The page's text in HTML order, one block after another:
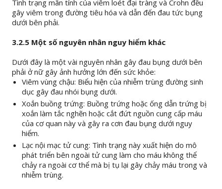
Tình trạng mãn tính của viêm loét đại tràng và Crohn đều
gây viêm trong đường tiêu hóa và dẫn đến đau tức bụng
dưới bên phải.
3.2.5 Một số nguyên nhân nguy hiểm khác
Dưới đây là một vài nguyên nhân gây đau bụng dưới bên
phải ở nữ gây ảnh hưởng lớn đến sức khỏe:
Viêm vùng chậu: Biểu hiện của nhiễm trùng đường sinh
dục gây đau nhói bụng dưới.
Xoắn buồng trứng: Buồng trứng hoặc ống dẫn trứng bị
xoắn làm tắc nghẽn hoặc cắt đứt nguồn cung cấp máu
của cơ quan này và gây ra cơn đau bụng dưới nguy
hiểm.
Lạc nội mạc tử cung: Tình trạng này xuất hiện do mô
phát triển bên ngoài tử cung làm cho máu không thể
chảy ra ngoài cơ thể mà bị tụ lại gây chảy máu trong và
nhiễm trùng.